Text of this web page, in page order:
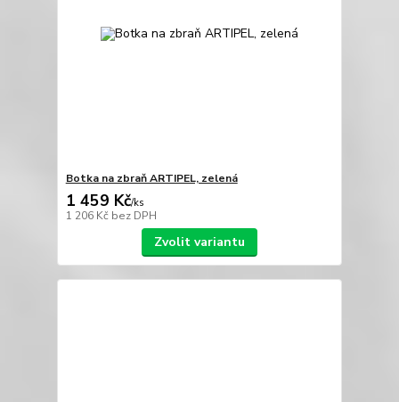
Botka na zbraň ARTIPEL, zelená
1 459 Kč/ks
1 206 Kč bez DPH
Zvolit variantu